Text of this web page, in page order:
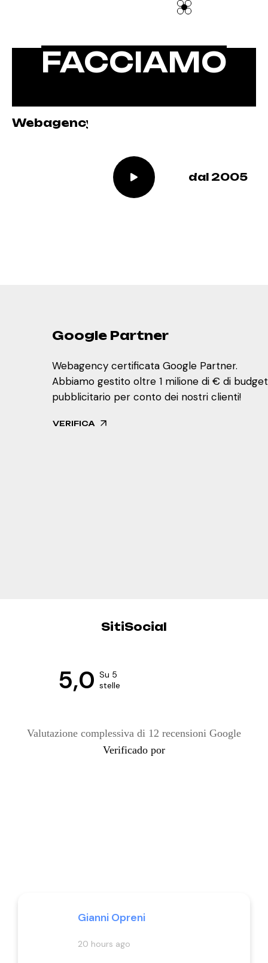
FACCIAMO
Webagency
dal 2005
+
Google Partner
Webagency certificata Google Partner.
Abbiamo gestito oltre 1 milione di € di budget
pubblicitario per conto dei nostri clienti!
VERIFICA
SitiSocial
5,0 Su 5
stelle
Valutazione complessiva di 12 recensioni Google
Verificado por
Gianni Opreni
20 hours ago